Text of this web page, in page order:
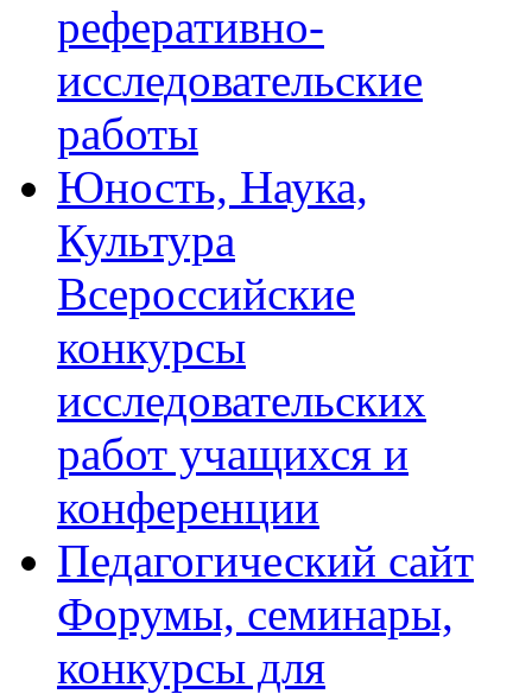
реферативно-
исследовательские
работы
Юность, Наука,
Культура
Всероссийские
конкурсы
исследовательских
работ учащихся и
конференции
Педагогический сайт
Форумы, семинары,
конкурсы для